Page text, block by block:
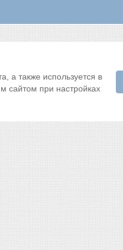
а также используется в
сайтом при настройках